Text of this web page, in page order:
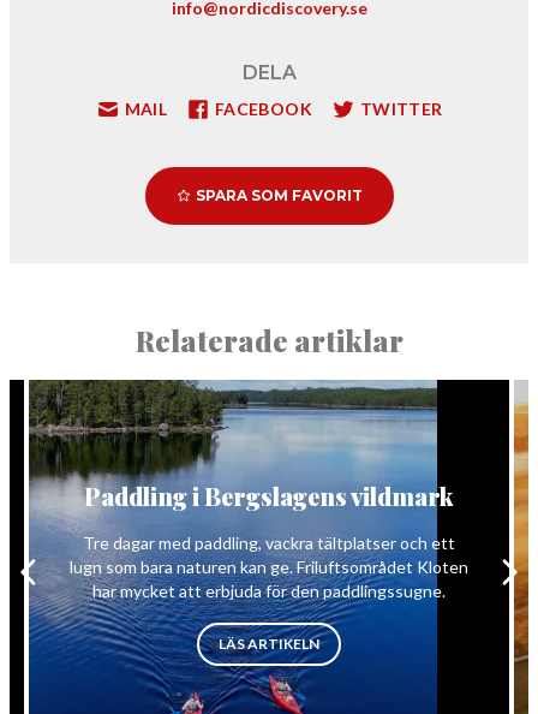
info@nordicdiscovery.se
DELA
MAIL FACEBOOK TWITTER
SPARA SOM FAVORIT
Relaterade artiklar
Paddling i Bergslagens vildmark
Tre dagar med paddling, vackra tältplatser och ett
lugn som bara naturen kan ge. Friluftsområdet Kloten
har mycket att erbjuda för den paddlingssugne.
LÄS ARTIKELN”PADDLING I BERGSLAGENS